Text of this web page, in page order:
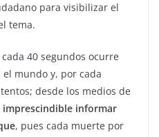
para visibilizar el
tema.
40 segundos ocurre
mundo y, por cada
desde los medios de
imprescindible informar
, pues cada muerte por